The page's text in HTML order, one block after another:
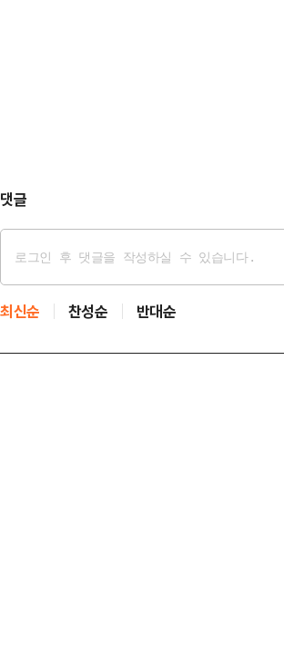
댓글
최신순 찬성순 반대순